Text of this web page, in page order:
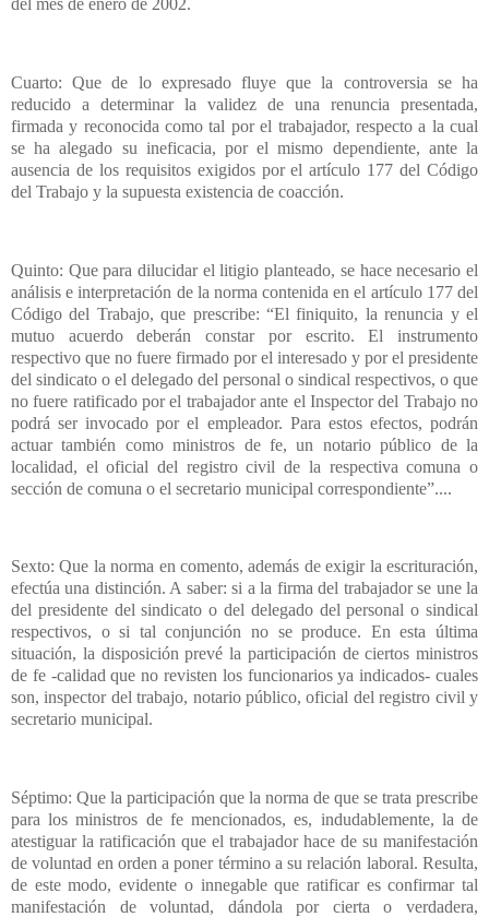
del mes de enero de 2002.
Cuarto: Que de lo expresado fluye que la controversia se ha
reducido a determinar la validez de una renuncia presentada,
firmada y reconocida como tal por el trabajador, respecto a la cual
se ha alegado su ineficacia, por el mismo dependiente, ante la
ausencia de los requisitos exigidos por el artículo 177 del Código
del Trabajo y la supuesta existencia de coacción.
Quinto: Que para dilucidar el litigio planteado, se hace necesario el
análisis e interpretación de la norma contenida en el artículo 177 del
Código del Trabajo, que prescribe: “El finiquito, la renuncia y el
mutuo acuerdo deberán constar por escrito. El instrumento
respectivo que no fuere firmado por el interesado y por el presidente
del sindicato o el delegado del personal o sindical respectivos, o que
no fuere ratificado por el trabajador ante el Inspector del Trabajo no
podrá ser invocado por el empleador. Para estos efectos, podrán
actuar también como ministros de fe, un notario público de la
localidad, el oficial del registro civil de la respectiva comuna o
sección de comuna o el secretario municipal correspondiente”....
Sexto: Que la norma en comento, además de exigir la escrituración,
efectúa una distinción. A saber: si a la firma del trabajador se une la
del presidente del sindicato o del delegado del personal o sindical
respectivos, o si tal conjunción no se produce. En esta última
situación, la disposición prevé la participación de ciertos ministros
de fe -calidad que no revisten los funcionarios ya indicados- cuales
son, inspector del trabajo, notario público, oficial del registro civil y
secretario municipal.
Séptimo: Que la participación que la norma de que se trata prescribe
para los ministros de fe mencionados, es, indudablemente, la de
atestiguar la ratificación que el trabajador hace de su manifestación
de voluntad en orden a poner término a su relación laboral. Resulta,
de este modo, evidente o innegable que ratificar es confirmar tal
manifestación de voluntad, dándola por cierta o verdadera,